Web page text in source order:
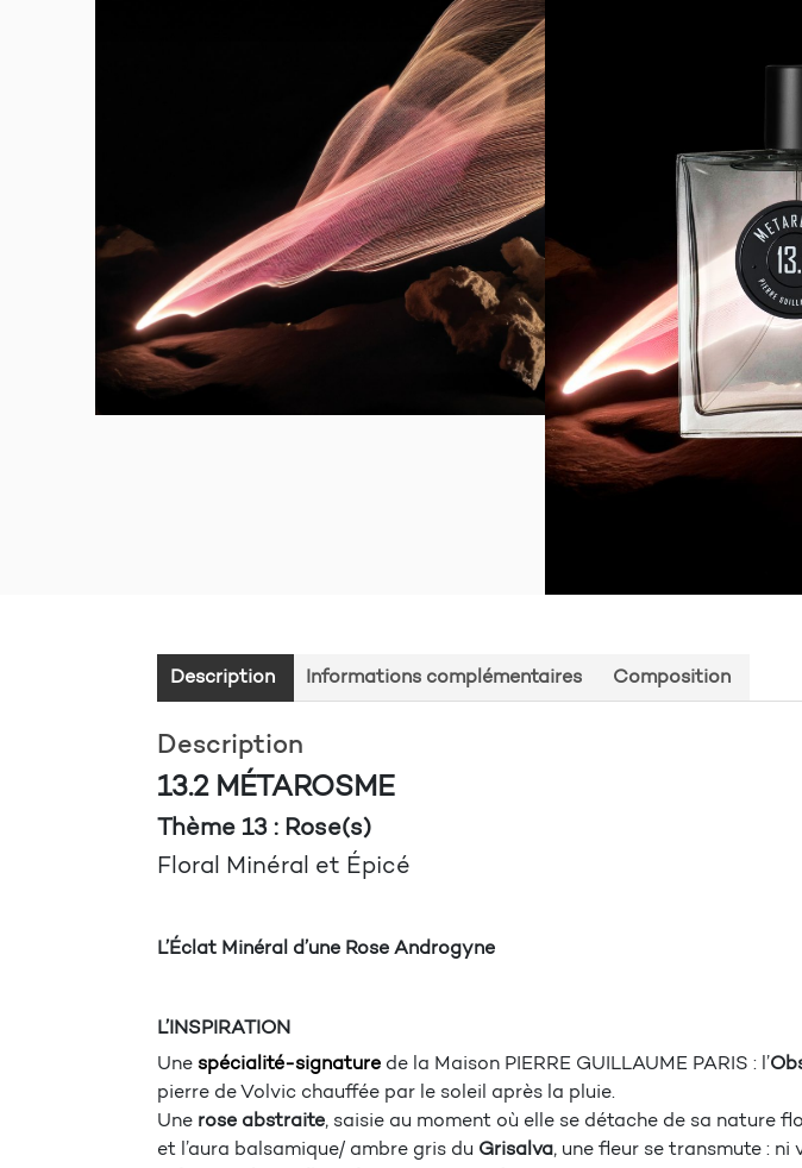
Description Informations complémentaires Composition
Description
13.2 MÉTAROSME
Thème 13 : Rose(s)
Floral Minéral et Épicé
L’Éclat Minéral d’une Rose Androgyne
L’INSPIRATION
Une spécialité-signature de la Maison PIERRE GUILLAUME PARIS : l’
pierre de Volvic chauffée par le soleil après la pluie.
Une rose abstraite, saisie au moment où elle se détache de sa nature
et l’aura balsamique/ ambre gris du Grisalva, une fleur se transmute :